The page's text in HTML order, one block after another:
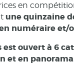
en
une quinzaine
numéraire et/
est ouvert à 6
et en